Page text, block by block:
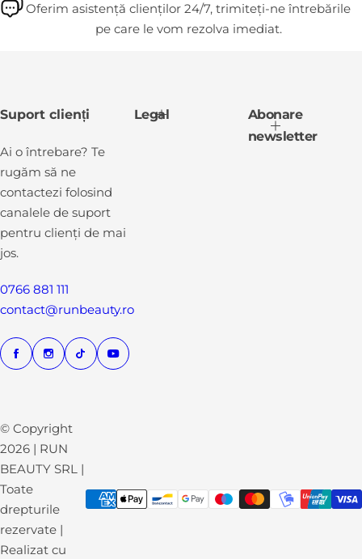
Oferim asistență clienților 24/7, trimiteți-ne întrebările
pe care le vom rezolva imediat.
Suport clienți
Ai o întrebare? Te
rugăm să ne
contactezi folosind
canalele de suport
pentru clienți de mai
jos.
0766 881 111
contact@runbeauty.ro
Legal
Abonare
newsletter
© Copyright
2026 | RUN
BEAUTY SRL |
Toate
drepturile
rezervate |
Realizat cu